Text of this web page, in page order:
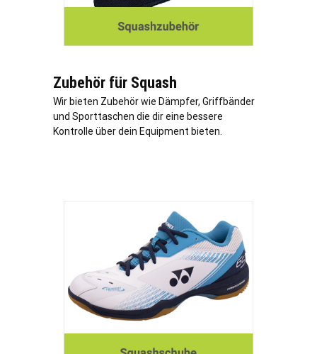
Zubehör für Squash
Wir bieten Zubehör wie Dämpfer, Griffbänder
und Sporttaschen die dir eine bessere
Kontrolle über dein Equipment bieten.